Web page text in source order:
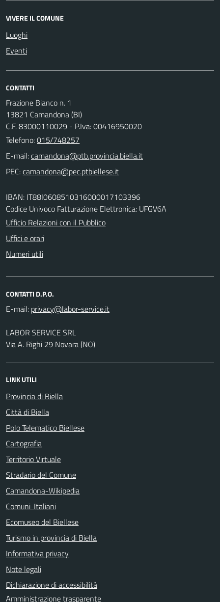
VIVERE IL COMUNE
Luoghi
Eventi
CONTATTI
Frazione Bianco n. 1
13821 Camandona (BI)
C.F. 83000110029 - P.Iva: 00416950020
Telefono:015/748257
E-mail:
PEC:
IBAN: IT88I0608510316000017103396
Codice Univoco Fatturazione Elettronica: UFGV6A
Ufficio Relazioni con il Pubblico
Uffici e orari
Numeri utili
CONTATTI D.P.O.
E-mail:
LABOR SERVICE SRL
Via A. Righi 29 Novara (NO)
LINK UTILI
Provincia di Biella
Città di Biella
Polo Telematico Biellese
Cartografia
Territorio Virtuale
Stradario del Comune
Camandona-Wikipedia
Comuni-Italiani
Ecomuseo del Biellese
Turismo in provincia di Biella
Informativa privacy
Note legali
Dichiarazione di accessibilità
Amministrazione trasparente